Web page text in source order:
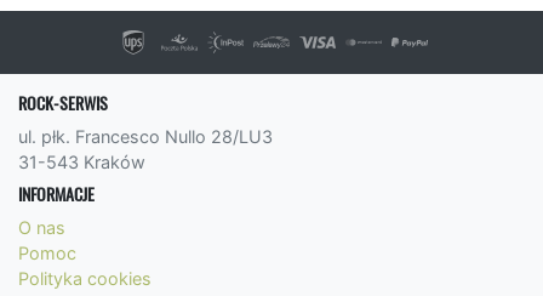
ROCK-SERWIS
ul. płk. Francesco Nullo 28/LU3
31-543 Kraków
INFORMACJE
O nas
Pomoc
Polityka cookies